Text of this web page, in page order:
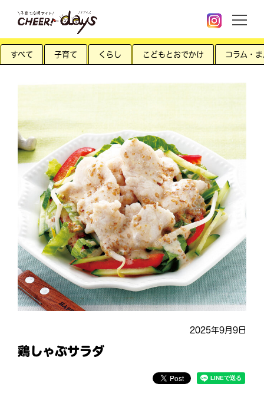
すべて 子育て くらし こどもとおでかけ コラム・
2025年9月9日
鶏しゃぶサラダ